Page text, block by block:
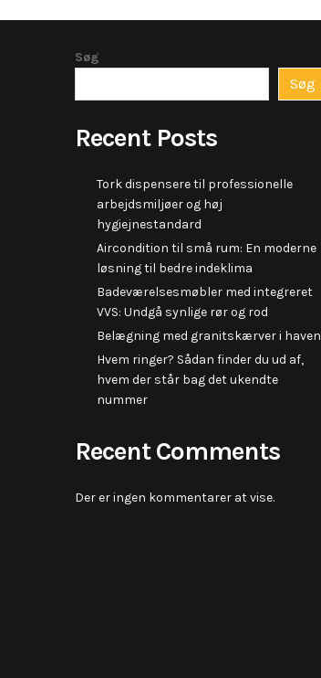
Søg
Søg
Recent Posts
Tork dispensere til professionelle
arbejdsmiljøer og høj
hygiejnestandard
Aircondition til små rum: En moderne
løsning til bedre indeklima
Badeværelsesmøbler med integreret
VVS: Undgå synlige rør og rod
Belægning med granitskærver i haven
Hvem ringer? Sådan finder du ud af,
hvem der står bag det ukendte
nummer
Recent Comments
Der er ingen kommentarer at vise.